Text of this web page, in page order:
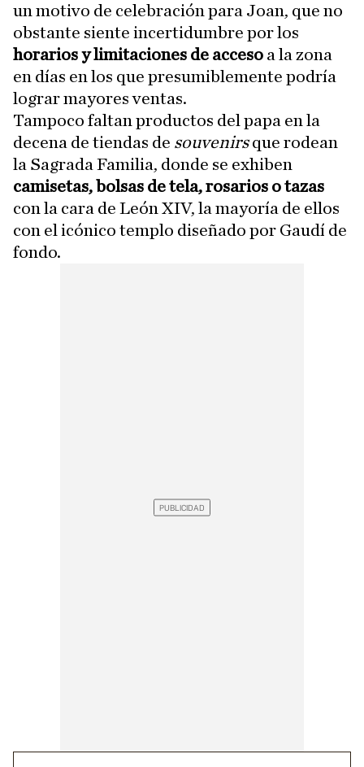
un motivo de celebración para Joan, que no
obstante siente incertidumbre por los
horarios y limitaciones de acceso a la zona
en días en los que presumiblemente podría
lograr mayores ventas.
Tampoco faltan productos del papa en la
decena de tiendas de souvenirsque rodean
la Sagrada Familia, donde se exhiben
camisetas, bolsas de tela, rosarios o tazas
con la cara de León XIV, la mayoría de ellos
con el icónico templo diseñado por Gaudí de
fondo.